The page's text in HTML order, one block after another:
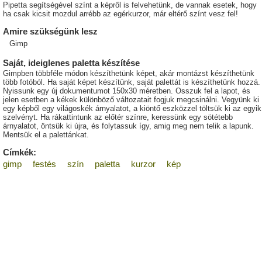
Pipetta segítségével színt a képről is felvehetünk, de vannak esetek, hogy
ha csak kicsit mozdul arrébb az egérkurzor, már eltérő színt vesz fel!
Amire szükségünk lesz
Gimp
Saját, ideiglenes paletta készítése
Gimpben többféle módon készíthetünk képet, akár montázst készíthetünk
több fotóból. Ha saját képet készítünk, saját palettát is készíthetünk hozzá.
Nyissunk egy új dokumentumot 150x30 méretben. Osszuk fel a lapot, és
jelen esetben a kékek különböző változatait fogjuk megcsinálni. Vegyünk ki
egy képből egy világoskék árnyalatot, a kiöntő eszközzel töltsük ki az egyik
szelvényt. Ha rákattintunk az előtér színre, keressünk egy sötétebb
árnyalatot, öntsük ki újra, és folytassuk így, amig meg nem telik a lapunk.
Mentsük el a palettánkat.
Címkék:
gimp
festés szín paletta kurzor kép